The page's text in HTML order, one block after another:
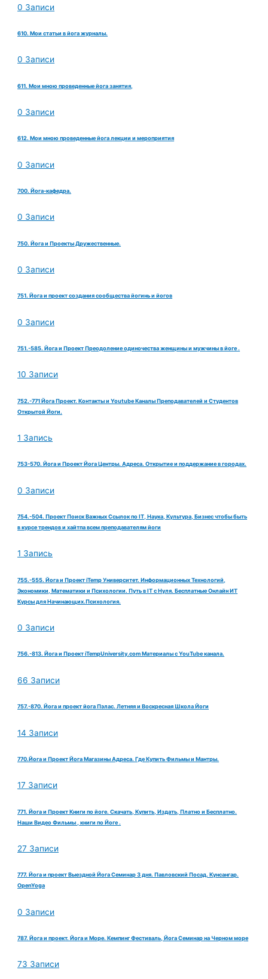
0 Записи
610. Мои статьи в йога журналы.
0 Записи
611. Мои мною проведенные йога занятия,
0 Записи
612. Мои мною проведенные йога лекции и мероприятия
0 Записи
700. Йога-кафедра.
0 Записи
750. Йога и Проекты Дружественные.
0 Записи
751. Йога и проект создания сообщества йогинь и йогов
0 Записи
751.-585. Йога и Проект Преодоление одиночества женщины и мужчины в йоге .
10 Записи
752.-771 Йога Проект. Контакты и Youtube Каналы Преподавателей и Студентов
Открытой Йоги.
1 Запись
753-570. Йога и Проект Йога Центры. Адреса. Открытие и поддержание в городах.
0 Записи
754.-504. Проект Поиск Важных Ссылок по IT, Наука, Культура, Бизнес чтобы быть
в курсе трендов и хайтпа всем преподавателям йоги
1 Запись
755.-555. Йога и Проект iTemp Университет. Информационных Технологий,
Экономики, Математики и Психологии. Путь в IT с Нуля. Бесплатные Онлайн ИТ
Курсы для Начинающих.Психология.
0 Записи
756.-813. Йога и Проект iTempUniversity.com Материалы с YouTube канала.
66 Записи
757.-870. Йога и проект йога Пэлас. Летняя и Воскресная Школа Йоги
14 Записи
770.Йога и Проект Йога Магазины Адреса. Где Купить Фильмы и Мантры.
17 Записи
771. Йога и Проект Книги по йоге. Скачать, Купить, Издать, Платно и Бесплатно.
Наши Видео Фильмы , книги по Йоге .
27 Записи
777. Йога и проект Выездной Йога Семинар 3 дня. Павловский Посад. Кунсангар.
OpenYoga
0 Записи
787. Йога и проект. Йога и Море. Кемпинг Фестиваль, Йога Семинар на Черном море
73 Записи